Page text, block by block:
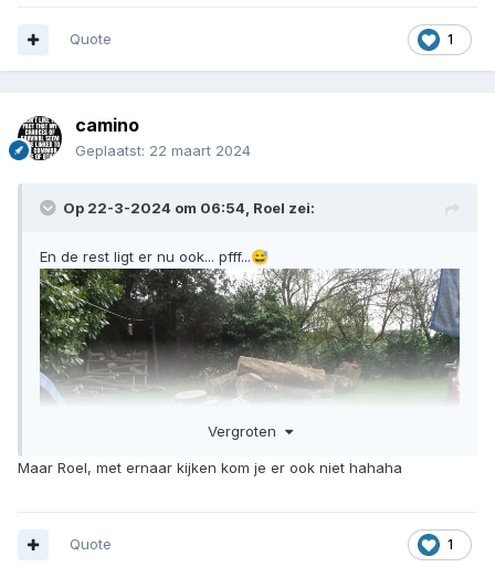
1
Quote
camino
Geplaatst: 22 maart 2024
Op 22-3-2024 om 06:54, Roel zei:
En de rest ligt er nu ook... pfff...😅
Vergroten
Maar Roel, met ernaar kijken kom je er ook niet hahaha
1
Quote